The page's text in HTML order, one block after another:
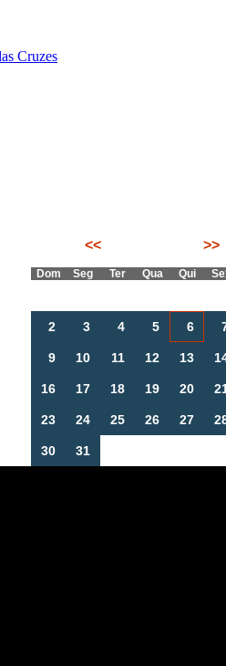
Cruzes
<< >>
Dom Seg Ter Qua Qui
2 3 4 5 6
9 10 11 12 13
16 17 18 19 20
23 24 25 26 27
30 31